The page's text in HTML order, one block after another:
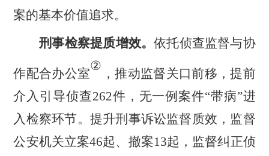
案的基本价值追求。
刑事检察提质增效。依托侦查监督与协
作配合办公室
②
，推动监督关口前移，提前
介入引导侦查262件，无一例案件“带病”进
入检察环节。提升刑事诉讼监督质效，监督
公安机关立案46起、撤案13起，监督纠正侦